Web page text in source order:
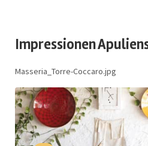
Impressionen
Masseria_Torre-Coccaro.jpg